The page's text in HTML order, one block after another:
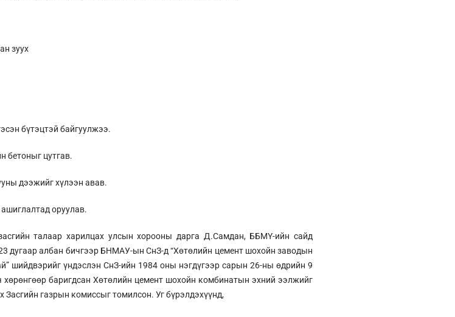
зуух
бүтэцтэй байгуулжээ.
бетоныг цутгав.
дээжийг хүлээн авав.
оруулав.
талаар харилцах улсын хорооны дарга Д.Самдан, ББМҮ-ийн сайд
дугаар албан бичгээр БНМАУ-ын СнЗ-д “Хөтөлийн цемент шохойн заводын
шийдвэрийг үндэслэн СнЗ-ийн 1984 оны нэгдүгээр сарын 26-ны өдрийн 9
баригдсан Хөтөлийн цемент шохойн комбинатын эхний ээлжийг
Засгийн газрын комиссыг томилсон. Уг бүрэлдэхүүнд,